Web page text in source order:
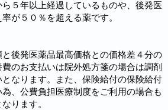
５年以上経過しているものや、後発医
が５０％を超える薬です。
後発医薬品最高価格との価格差４分の
のお支払いは院外処方箋の場合は調剤
なります。また、保険給付の保険給付
、公費負担医療制度をご利用の場合も
ります。